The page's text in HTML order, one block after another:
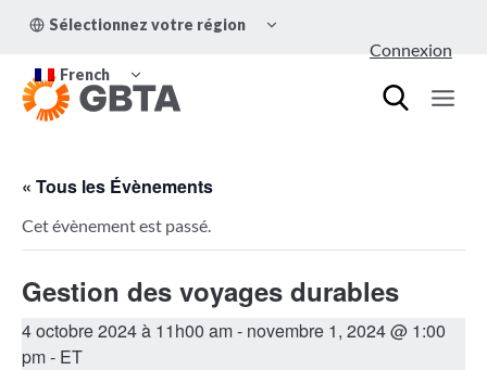
Sélectionnez votre région
LE
French
LE
MENU
ENFANT
Connexion
« Tous les Évènements
Cet évènement est passé.
Gestion des voyages durables
4 octobre 2024 à 11h00 am- novembre 1, 2024 @ 1:00
pm- ET